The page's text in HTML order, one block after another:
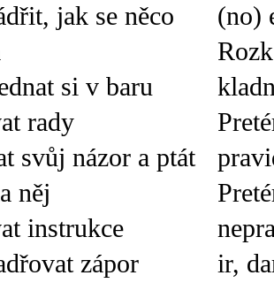
jak se něco
si v baru
rady
svůj názor a ptát
něj
instrukce
zápor
(no)
ir,